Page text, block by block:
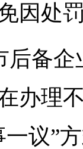
因处
后备
办理
议”